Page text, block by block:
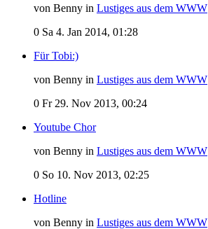
von Benny in Lustiges aus dem WWW
0 Sa 4. Jan 2014, 01:28
Für Tobi:)
von Benny in Lustiges aus dem WWW
0 Fr 29. Nov 2013, 00:24
Youtube Chor
von Benny in Lustiges aus dem WWW
0 So 10. Nov 2013, 02:25
Hotline
von Benny in Lustiges aus dem WWW